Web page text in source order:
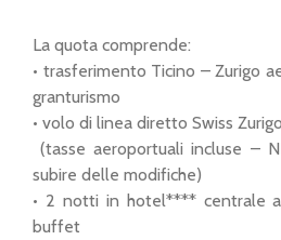
La quota comprende:
• trasferimento Ticino – Zurigo
granturismo
• volo di linea diretto Swiss
(tasse aeroportuali incluse –
subire delle modifiche)
• 2 notti in hotel**** centrale
buffet